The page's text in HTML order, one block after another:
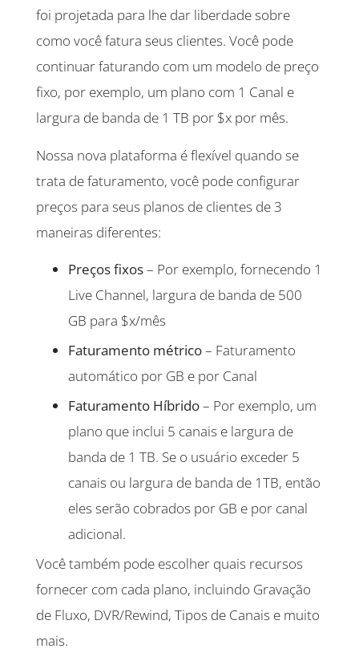
foi projetada para lhe dar liberdade sobre
como você fatura seus clientes. Você pode
continuar faturando com um modelo de preço
fixo, por exemplo, um plano com 1 Canal e
largura de banda de 1 TB por $x por mês.
Nossa nova plataforma é flexível quando se
trata de faturamento, você pode configurar
preços para seus planos de clientes de 3
maneiras diferentes:
Preços fixos– Por exemplo, fornecendo 1
Live Channel, largura de banda de 500
GB para $x/mês
Faturamento métrico– Faturamento
automático por GB e por Canal
Faturamento Híbrido– Por exemplo, um
plano que inclui 5 canais e largura de
banda de 1 TB. Se o usuário exceder 5
canais ou largura de banda de 1TB, então
eles serão cobrados por GB e por canal
adicional.
Você também pode escolher quais recursos
fornecer com cada plano, incluindo Gravação
de Fluxo, DVR/Rewind, Tipos de Canais e muito
mais.